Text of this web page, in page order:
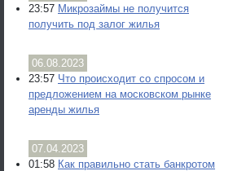
23:57 Микрозаймы не получится
получить под залог жилья
06.08.2023
23:57 Что происходит со спросом и
предложением на московском рынке
аренды жилья
07.04.2023
01:58 Как правильно стать банкротом